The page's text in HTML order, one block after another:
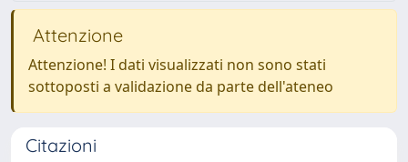
Attenzione
Attenzione! I dati visualizzati non sono stati
sottoposti a validazione da parte dell'ateneo
Citazioni